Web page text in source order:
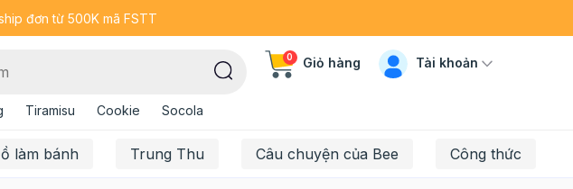
đơn từ 500K mã FSTT
Tiramisu Cookie Socola
0 Giỏ hàng Tài khoản
làm bánh Trung Thu Câu chuyện của Bee Công thức